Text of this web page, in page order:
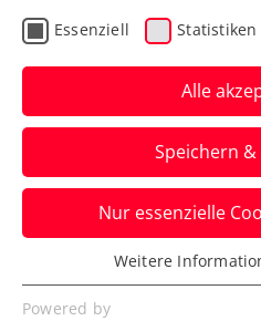
Upper
Linz: Kraus
dankbar,
sein“
Die aktuelle ÖTV-
Interview mit dem
500-Turniers in
Essenziell Statistiken
Alle
Speichern
Nur essenzielle
Essenziell
Essenzielle Cookies werden
Weitere
Powered by